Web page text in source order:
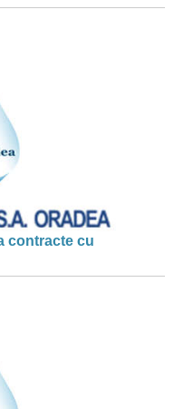
contracte cu